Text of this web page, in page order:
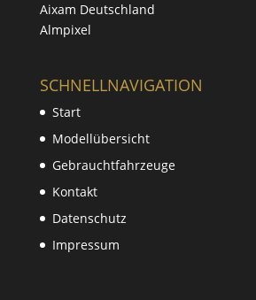
Aixam Deutschland
Almpixel
SCHNELLNAVIGATION
Start
Modellübersicht
Gebrauchtfahrzeuge
Kontakt
Datenschutz
Impressum